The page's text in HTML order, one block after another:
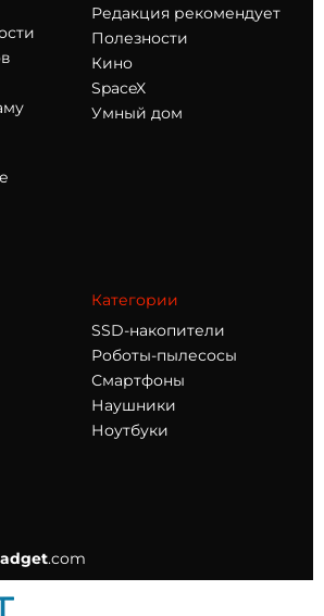
Редакция рекомендует
Полезности
Кино
SpaceX
Умный дом
Категории
SSD-накопители
Роботы-пылесосы
Смартфоны
Наушники
Ноутбуки
adget.com